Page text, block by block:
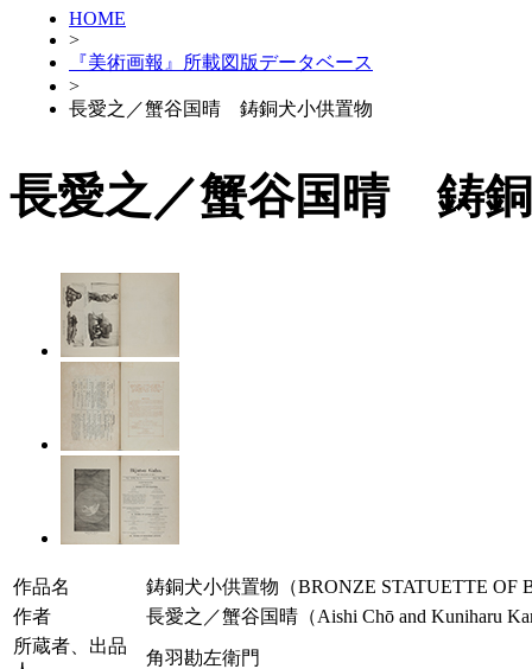
HOME
>
『美術画報』所載図版データベース
>
長愛之／蟹谷国晴 鋳銅犬小供置物
長愛之／蟹谷国晴 鋳
作品名
鋳銅犬小供置物（BRONZE STATUETTE OF
作者
長愛之／蟹谷国晴（Aishi Chō and Kuniharu
所蔵者、出品
角羽勘左衛門